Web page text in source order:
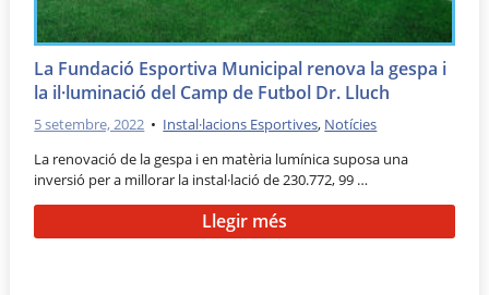
La Fundació Esportiva Municipal renova la gespa i
la il·luminació del Camp de Futbol Dr. Lluch
5 setembre, 2022 • Instal·lacions Esportives, Notícies
La renovació de la gespa i en matèria lumínica suposa una
inversió per a millorar la instal·lació de 230.772, 99 …
Llegir més